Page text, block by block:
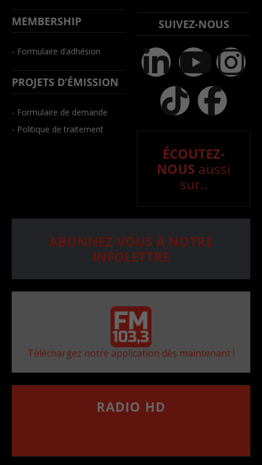
MEMBERSHIP
- Formulaire d’adhésion
PROJETS D’ÉMISSION
- Formulaire de demande
- Politique de traitement
SUIVEZ-NOUS
ÉCOUTEZ-
NOUS aussi
sur..
ABONNEZ-VOUS À NOTRE
INFOLETTRE
Téléchargez notre application dès maintenant !
RADIO HD